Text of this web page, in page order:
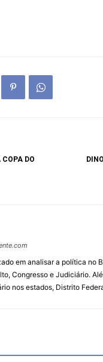
DO
em analisar a política no
Congresso e Judiciário.
nos estados, Distrito